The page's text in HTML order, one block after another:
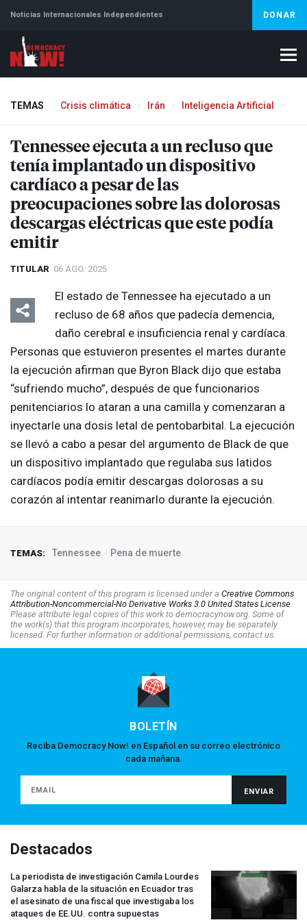
Noticias Internacionales Independientes DONAR
TEMAS Crisis climática Irán Inteligencia Artificial
Tennessee ejecuta a un recluso que
tenía implantado un dispositivo
cardíaco a pesar de las
preocupaciones sobre las dolorosas
descargas eléctricas que este podía
emitir
TITULAR 06 AGO. 2025
El estado de Tennessee ha ejecutado a un
recluso de 68 años que padecía demencia,
daño cerebral e insuficiencia renal y cardíaca.
Personas que estuvieron presentes el martes durante
la ejecución afirman que Byron Black dijo que estaba
“sufriendo mucho”, después de que funcionarios
penitenciarios lo ataran a una camilla y comenzaran a
inyectarle una dosis letal de pentobarbital. La ejecución
se llevó a cabo a pesar del argumento de Black de que
un dispositivo implantado que regulaba sus latidos
cardíacos podía emitir descargas dolorosas a su
corazón al intentar reanimarlo durante la ejecución.
TEMAS: Tennessee Pena de muerte
The original content of this program is licensed under a Creative Commons
Attribution-Noncommercial-No Derivative Works 3.0 United States License.
Please attribute legal copies of this work to democracynow.org. Some of
the work(s) that this program incorporates, however, may be separately
licensed. For further information or additional permissions, contact us.
BOLETÍN
Reciba Democracy Now! en Español en su correo electrónico
cada mañana.
Destacados
La periodista de investigación Camila Lourdes
Galarza habla de la situación en Ecuador tras
el asesinato de una fiscal que investigaba los
ataques de EE.UU. contra supuestas